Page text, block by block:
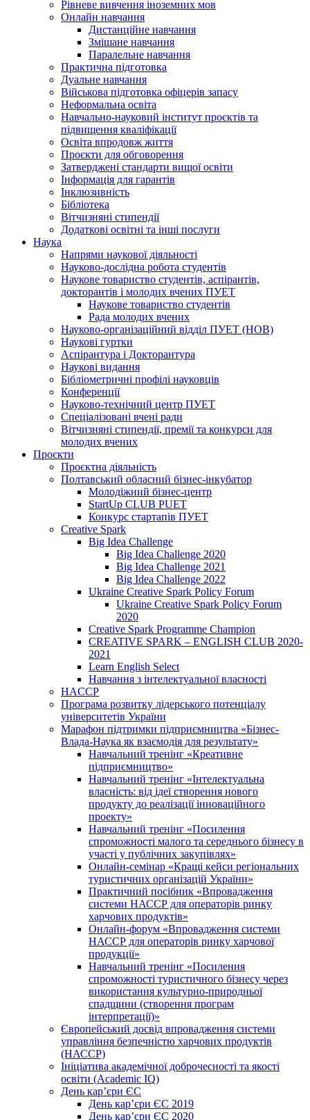
Рівневе вивчення іноземних мов
Онлайн навчання
Дистанційне навчання
Змішане навчання
Паралельне навчання
Практична підготовка
Дуальне навчання
Військова підготовка офіцерів запасу
Неформальна освіта
Навчально-науковий інститут проєктів та
підвищення кваліфікації
Освіта впродовж життя
Проєкти для обговорення
Затверджені стандарти вищої освіти
Інформація для гарантів
Інклюзивність
Бібліотека
Вітчизняні стипендії
Додаткові освітні та інші послуги
Наука
Напрями наукової діяльності
Науково-дослідна робота студентів
Наукове товариство студентів, аспірантів,
докторантів і молодих вчених ПУЕТ
Наукове товариство студентів
Рада молодих вчених
Науково-організаційний відділ ПУЕТ (НОВ)
Наукові гуртки
Аспірантура і Докторантура
Наукові видання
Бібліометричні профілі науковців
Конференції
Науково-технічний центр ПУЕТ
Спеціалізовані вчені ради
Вітчизняні стипендії, премії та конкурси для
молодих вчених
Проєкти
Проєктна діяльність
Полтавський обласний бізнес-інкубатор
Молодіжний бізнес-центр
StartUp CLUB PUET
Конкурс стартапів ПУЕТ
Creative Spark
Big Idea Challenge
Big Idea Challenge 2020
Big Idea Challenge 2021
Big Idea Challenge 2022
Ukraine Creative Spark Policy Forum
Ukraine Creative Spark Policy Forum
2020
Creative Spark Programme Champion
CREATIVE SPARK – ENGLISH CLUB 2020-
2021
Learn English Select
Навчання з інтелектуальної власності
HACCP
Програма розвитку лідерського потенціалу
університетів України
Марафон підтримки підприємництва «Бізнес-
Влада-Наука як взаємодія для результату»
Навчальний тренінг «Креативне
підприємництво»
Навчальний тренінг «Інтелектуальна
власність: від ідеї створення нового
продукту до реалізації інноваційного
проекту»
Навчальний тренінг «Посилення
спроможності малого та середнього бізнесу в
участі у публічних закупівлях»
Онлайн-семінар «Кращі кейси регіональних
туристичних організацій України»
Практичний посібник «Впровадження
системи НАССР для операторів ринку
харчових продуктів»
Онлайн-форум «Впровадження системи
НАССР для операторів ринку харчової
продукції»
Навчальний тренінг «Посилення
спроможності туристичного бізнесу через
використання культурно-природньої
спадщини (створення програм
інтерпретації)»
Європейський досвід впровадження системи
управління безпечністю харчових продуктів
(НАССР)
Ініціатива академічної доброчесності та якості
освіти (Academic IQ)
День кар’єри ЄС
День кар’єри ЄС 2019
День кар’єри ЄС 2020